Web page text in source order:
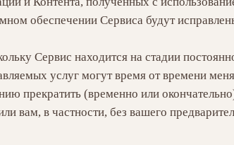
обеспечении Сервиса будут
Сервис находится на стадии
услуг могут время от времени
прекратить (временно или
вам, в частности, без вашего